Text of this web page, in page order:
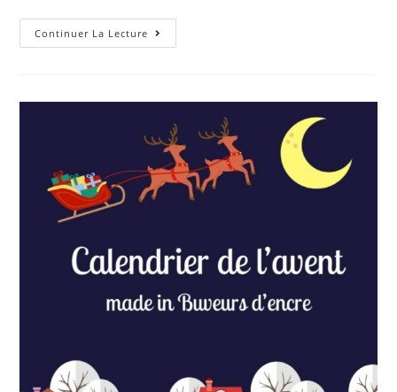
Continuer La Lecture